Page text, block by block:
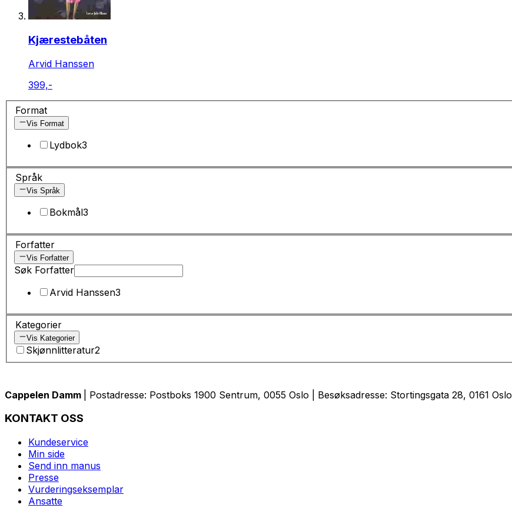
Kjærestebåten
Arvid Hanssen
399,-
Format
Vis Format
Lydbok3
Språk
Vis Språk
Bokmål3
Forfatter
Vis Forfatter
Søk Forfatter
Arvid Hanssen3
Kategorier
Vis Kategorier
Skjønnlitteratur2
Cappelen Damm | Postadresse: Postboks 1900 Sentrum, 0055 Oslo | Besøksadresse: Stortingsgata 28, 0161 Oslo
KONTAKT OSS
Kundeservice
Min side
Send inn manus
Presse
Vurderingseksemplar
Ansatte